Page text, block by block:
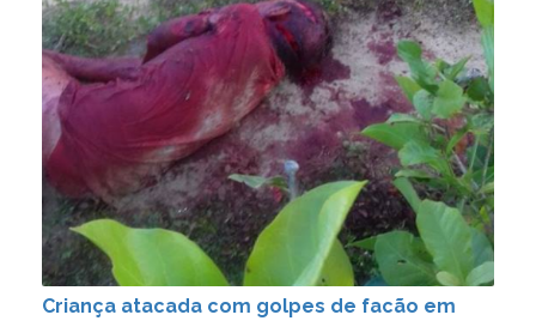
Criança atacada com golpes de facão em